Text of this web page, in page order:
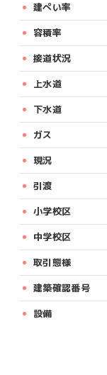
建ぺい率
容積率
接道状況
上水道
下水道
ガス
現況
引渡
小学校区
中学校区
取引態様
建築確認番号
設備